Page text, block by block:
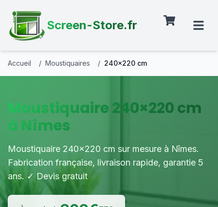
Screen-Store.fr
Accueil / Moustiquaires / 240×220 cm
Moustiquaire 240×220 cm
à Nîmes
Moustiquaire 240×220 cm sur mesure à Nîmes.
Fabrication française, livraison rapide, garantie 5
ans. ✓ Devis gratuit